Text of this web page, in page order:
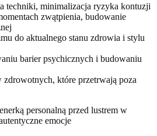
techniki, minimalizacja ryzyka kontuzji
zwątpienia, budowanie
do aktualnego stanu zdrowia i stylu
barier psychicznych i budowaniu
które przetrwają poza